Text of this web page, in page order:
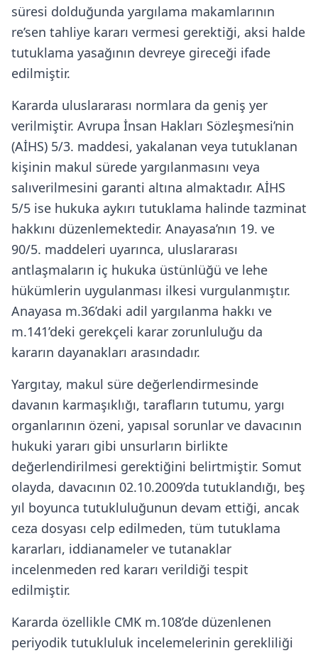
süresi dolduğunda yargılama makamlarının
re’sen tahliye kararı vermesi gerektiği, aksi halde
tutuklama yasağının devreye gireceği ifade
edilmiştir.
Kararda uluslararası normlara da geniş yer
verilmiştir. Avrupa İnsan Hakları Sözleşmesi’nin
(AİHS) 5/3. maddesi, yakalanan veya tutuklanan
kişinin makul sürede yargılanmasını veya
salıverilmesini garanti altına almaktadır. AİHS
5/5 ise hukuka aykırı tutuklama halinde tazminat
hakkını düzenlemektedir. Anayasa’nın 19. ve
90/5. maddeleri uyarınca, uluslararası
antlaşmaların iç hukuka üstünlüğü ve lehe
hükümlerin uygulanması ilkesi vurgulanmıştır.
Anayasa m.36’daki adil yargılanma hakkı ve
m.141’deki gerekçeli karar zorunluluğu da
kararın dayanakları arasındadır.
Yargıtay, makul süre değerlendirmesinde
davanın karmaşıklığı, tarafların tutumu, yargı
organlarının özeni, yapısal sorunlar ve davacının
hukuki yararı gibi unsurların birlikte
değerlendirilmesi gerektiğini belirtmiştir. Somut
olayda, davacının 02.10.2009’da tutuklandığı, beş
yıl boyunca tutukluluğunun devam ettiği, ancak
ceza dosyası celp edilmeden, tüm tutuklama
kararları, iddianameler ve tutanaklar
incelenmeden red kararı verildiği tespit
edilmiştir.
Kararda özellikle CMK m.108’de düzenlenen
periyodik tutukluluk incelemelerinin gerekliliği